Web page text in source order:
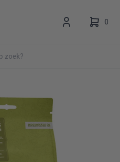
0
is leeg.
producten.